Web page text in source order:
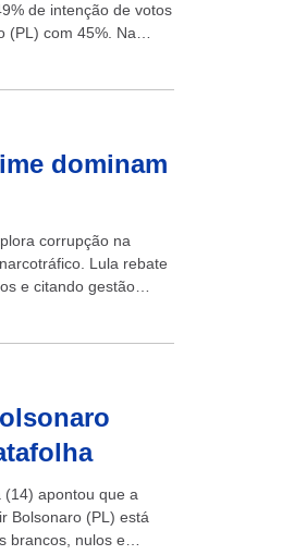
de intenção de votos
(PL) com 45%. Na
dominam
corrupção na
Lula rebate
e citando gestão
(14) apontou que a
Bolsonaro (PL) está
brancos, nulos e